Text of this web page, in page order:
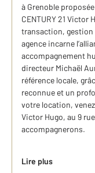
à Grenoble
CENTURY 21 Victor
transaction, gestion
agence incarne
accompagnement
directeur Michaël
référence locale,
reconnue et un
votre location,
Victor Hugo, au 9
accompagnerons.
Lire plus